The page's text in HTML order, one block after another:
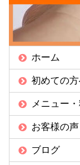
ホーム
初めての
メニュー
お客様の声
ブログ